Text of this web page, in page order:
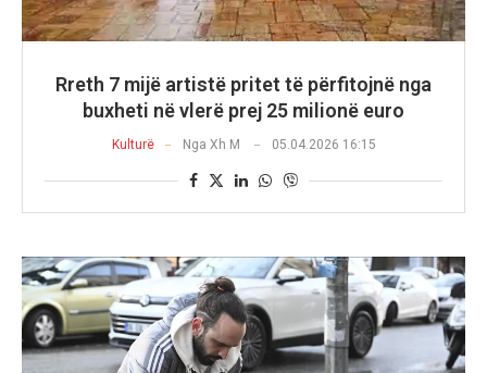
Rreth 7 mijë artistë pritet të përfitojnë nga
buxheti në vlerë prej 25 milionë euro
Kulturë Nga Xh M 05.04.2026 16:15